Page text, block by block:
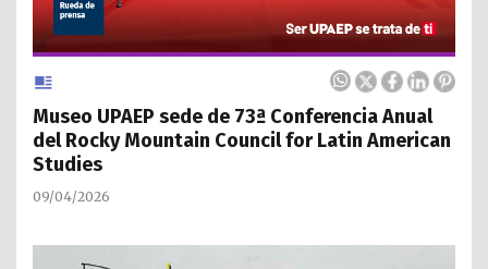
Museo UPAEP sede de 73ª Conferencia Anual
del Rocky Mountain Council for Latin American
Studies
09/04/2026